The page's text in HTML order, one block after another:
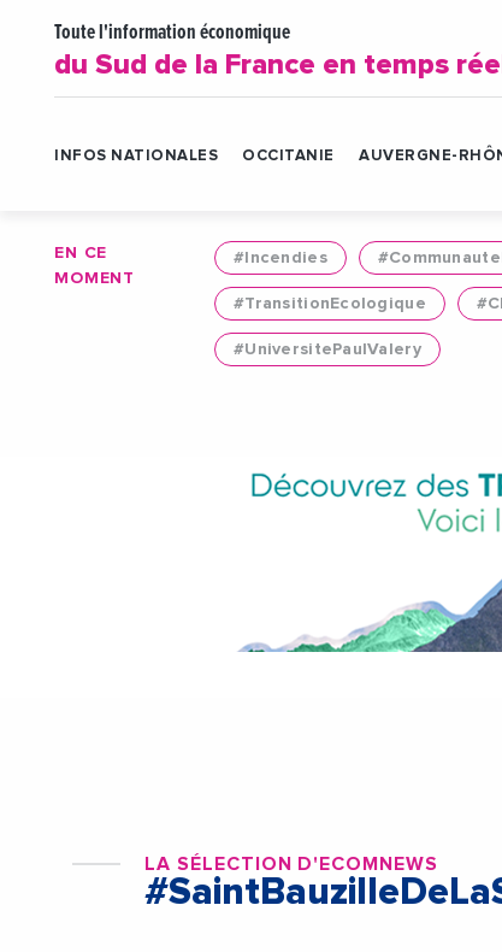
Toute l'information économique
du Sud de la France en temps réel
INFOS NATIONALES OCCITANIE AUVERGNE-
EN CE
MOMENT
#Incendies
#TransitionEcologique
#UniversitePaulValery
LA SÉLECTION D'ECOMNEWS